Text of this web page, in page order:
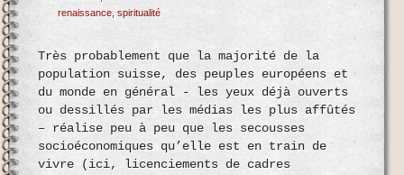
renaissance spiritualité
Très probablement que la majorité de la
population suisse, des peuples européens et
du monde en général - les yeux déjà ouverts
ou dessillés par les médias les plus affûtés
– réalise peu à peu que les secousses
socioéconomiques qu’elle est en train de
vivre (ici, licenciements de cadres